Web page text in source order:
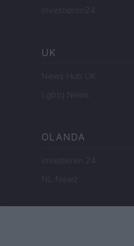
Investieren24
UK
News Hub UK
Lgbtq News
OLANDA
Investeren 24
NL Newz